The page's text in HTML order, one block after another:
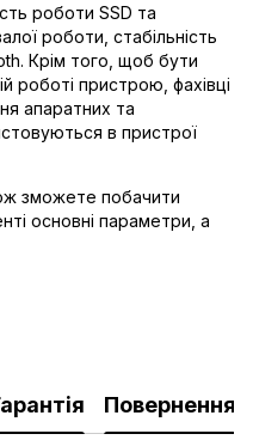
роботи SSD та
роботи, стабільність
Крім того, щоб бути
роботі пристрою, фахівці
апаратних та
в пристрої
зможете побачити
основні параметри, а
Повернення